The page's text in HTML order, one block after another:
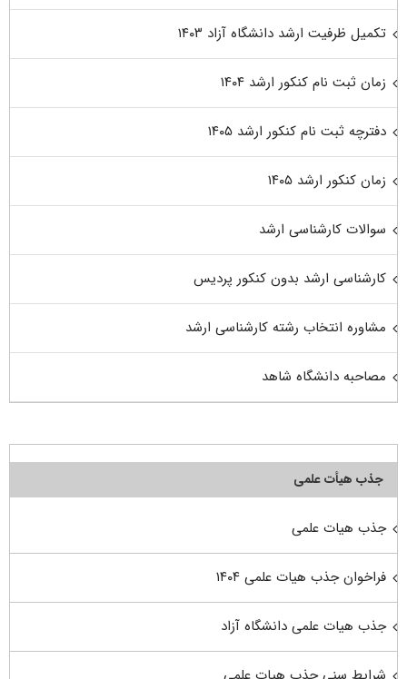
تکمیل ظرفیت ارشد دانشگاه آزاد ۱۴۰۳
زمان ثبت نام کنکور ارشد ۱۴۰۴
دفترچه ثبت نام کنکور ارشد ۱۴۰۵
زمان کنکور ارشد ۱۴۰۵
سوالات کارشناسی ارشد
کارشناسی ارشد بدون کنکور پردیس
مشاوره انتخاب رشته کارشناسی ارشد
مصاحبه دانشگاه شاهد
جذب هیأت علمی
جذب هیات علمی
فراخوان جذب هیات علمی ۱۴۰۴
جذب هیات علمی دانشگاه آزاد